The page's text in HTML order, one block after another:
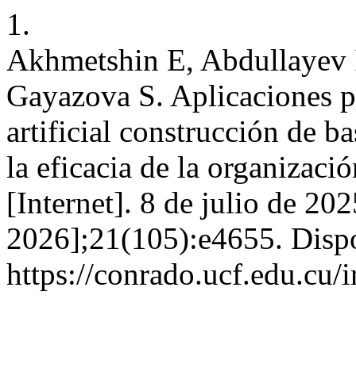
1.
Akhmetshin E,
Gayazova S. Aplicaciones
artificial construcción de
la eficacia de la
[Internet]. 8 de julio de
2026];21(105):e4655.
https://